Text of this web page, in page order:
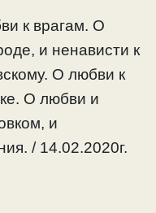
к врагам. О
и ненависти к
О любви к
О любви и
и
/ 14.02.2020г.